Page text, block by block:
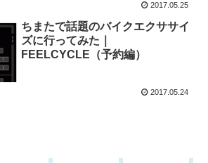
2017.05.25
ちまたで話題のバイクエクササイ
ズに行ってみた｜
FEELCYCLE（予約編）
2017.05.24